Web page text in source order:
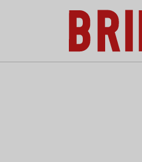
Briefing: